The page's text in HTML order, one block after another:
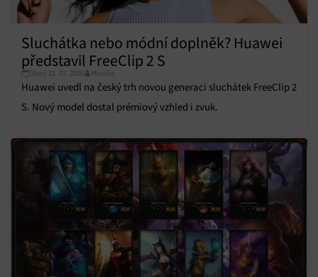
Přiřazování a kombinování údajů z jiných zdrojů
údajů, Propojení různých zařízení, Identifikace
zařízení na základě automaticky přenášených
informací.
Zajištění bezpečnosti, předcházení a zjišťování
podvodů a odstraňování chyb, Poskytování a
zobrazování reklamy a obsahu, Ukládání a sdělování
Sluchátka nebo módní doplněk? Huawei
představil FreeClip 2 S
Úterý 21. 07. 2026 Monika
Huawei uvedl na český trh novou generaci sluchátek FreeClip 2
S. Nový model dostal prémiový vzhled i zvuk.